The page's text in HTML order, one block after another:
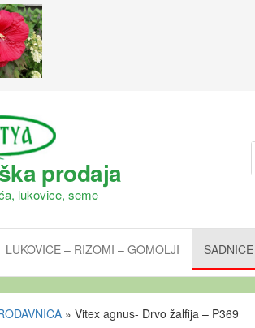
prodaja
lukovice, seme
LUKOVICE – RIZOMI – GOMOLJI SADNICE
» Vitex agnus- Drvo žalfija – P369